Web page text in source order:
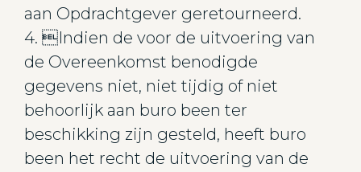
aan Opdrachtgever geretourneerd.
4. Indien de voor de uitvoering van
de Overeenkomst benodigde
gegevens niet, niet tijdig of niet
behoorlijk aan buro been ter
beschikking zijn gesteld, heeft buro
been het recht de uitvoering van de